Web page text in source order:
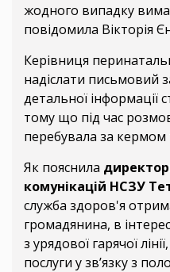
жодного випадку
повідомила Вікторія
Керівниця
надіслати письмовий
детальної інформації
тому що під час
перебувала за
Як пояснила
комунікацій НСЗУ
служба здоров'я
громадянина, в
з урядової гарячої
послуги у зв’язку з